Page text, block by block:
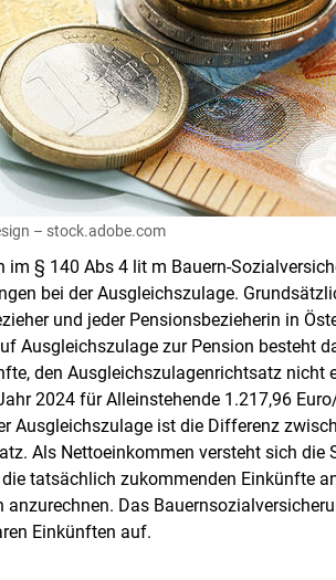
– stock.adobe.com
im § 140 Abs 4 lit m Bauern-
bei der Ausgleichszulage.
und jeder Pensionsbezieherin in
Ausgleichszulage zur Pension besteht
den Ausgleichszulagenrichtsatz
2024 für Alleinstehende 1.217,96
Ausgleichszulage ist die Differenz
Als Nettoeinkommen versteht sich die
tatsächlich zukommenden Einkünfte
anzurechnen. Das
Einkünften auf.